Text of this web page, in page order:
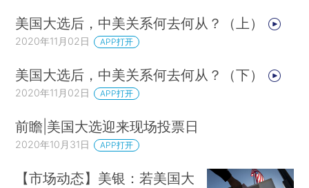
美国大选后，中美关系何去何从？（上）
2020年11月02日 APP打开
美国大选后，中美关系何去何从？（下）
2020年11月02日 APP打开
前瞻|美国大选迎来现场投票日
2020年10月31日 APP打开
【市场动态】美银：若美国大